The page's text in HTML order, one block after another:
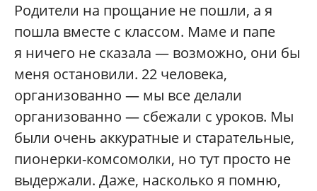
Родители на прощание не пошли, а я
пошла вместе с классом. Маме и папе
я ничего не сказала — возможно, они бы
меня остановили. 22 человека,
организованно — мы все делали
организованно — сбежали с уроков. Мы
были очень аккуратные и старательные,
пионерки-комсомолки, но тут просто не
выдержали. Даже, насколько я помню,